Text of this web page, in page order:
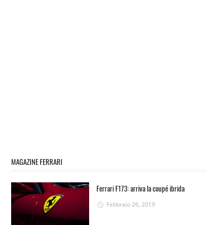
MAGAZINE FERRARI
Ferrari F173: arriva la coupé ibrida
Febbraio 26, 2019